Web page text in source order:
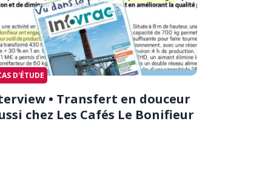
D'ÉTUDE
• Transfert en douceur
chez Les Cafés Le Bonifieur